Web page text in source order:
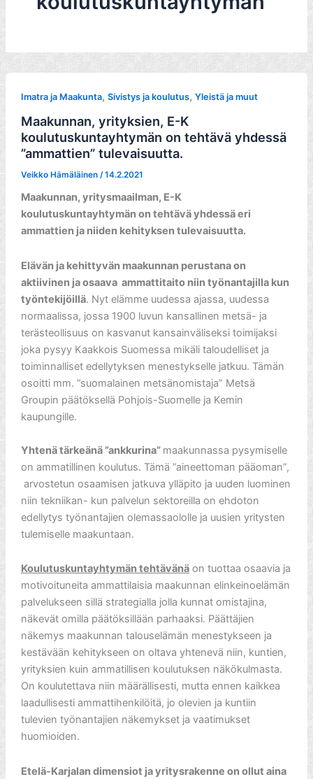
Imatra ja Maakunta, Sivistys ja koulutus, Yleistä ja muut
Maakunnan, yrityksien, E-K
koulutuskuntayhtymän on tehtävä yhdessä
”ammattien” tulevaisuutta.
Veikko Hämäläinen /14.2.2021
Maakunnan, yritysmaailman, E-K
koulutuskuntayhtymän on tehtävä yhdessä eri
ammattien ja niiden kehityksen tulevaisuutta.
Elävän ja kehittyvän maakunnan perustana on
aktiivinen ja osaava ammattitaito niin työnantajilla kun
työntekijöillä. Nyt elämme uudessa ajassa, uudessa
normaalissa, jossa 1900 luvun kansallinen metsä- ja
terästeollisuus on kasvanut kansainväliseksi toimijaksi
joka pysyy Kaakkois Suomessa mikäli taloudelliset ja
toiminnalliset edellytyksen menestykselle jatkuu. Tämän
osoitti mm. ”suomalainen metsänomistaja” Metsä
Groupin päätöksellä Pohjois-Suomelle ja Kemin
kaupungille.
Yhtenä tärkeänä ”ankkurina” maakunnassa pysymiselle
on ammatillinen koulutus. Tämä ”aineettoman pääoman”,
arvostetun osaamisen jatkuva ylläpito ja uuden luominen
niin tekniikan- kun palvelun sektoreilla on ehdoton
edellytys työnantajien olemassaololle ja uusien yritysten
tulemiselle maakuntaan.
Koulutuskuntayhtymän tehtävänäon tuottaa osaavia ja
motivoituneita ammattilaisia maakunnan elinkeinoelämän
palvelukseen sillä strategialla jolla kunnat omistajina,
näkevät omilla päätöksillään parhaaksi. Päättäjien
näkemys maakunnan talouselämän menestykseen ja
kestävään kehitykseen on oltava yhtenevä niin, kuntien,
yrityksien kuin ammatillisen koulutuksen näkökulmasta.
On koulutettava niin määrällisesti, mutta ennen kaikkea
laadullisesti ammattihenkilöitä, jo olevien ja kuntiin
tulevien työnantajien näkemykset ja vaatimukset
huomioiden.
Etelä-Karjalan dimensiot ja yritysrakenne on ollut aina